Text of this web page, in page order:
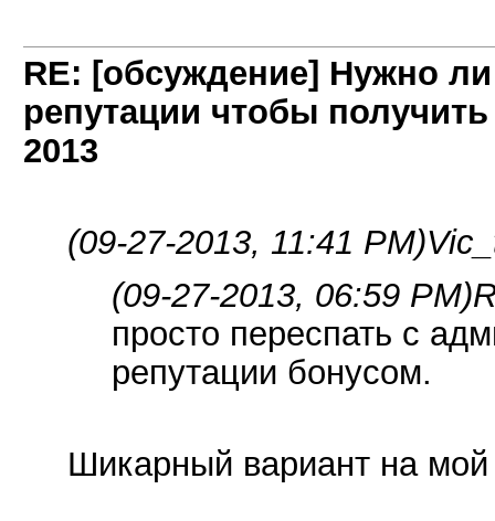
RE: [обсуждение] Нужно
репутации чтобы
2013
(09-27-2013, 11:41 PM)
(09-27-2013, 06:59 PM)
просто переспать с
репутации бонусом.
Шикарный вариант на мой